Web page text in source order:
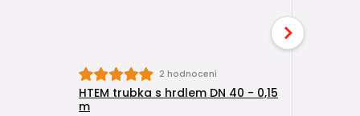
2 hodnocení
HTEM trubka s hrdlem DN 40 - 0,15
m